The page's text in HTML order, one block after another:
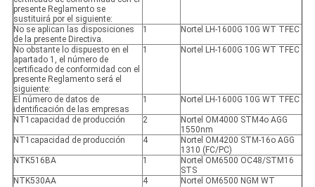
presente Reglamento se
sustituirá por el siguiente:
No se aplican las disposiciones
de la presente Directiva.
1 Nortel LH-1600G 10G WT TFEC
No obstante lo dispuesto en el
apartado 1, el número de
certificado de conformidad con el
presente Reglamento será el
siguiente:
1 Nortel LH-1600G 10G WT TFEC
El número de datos de
identificación de las empresas
1 Nortel LH-1600G 10G WT TFEC
NT1capacidad de producción 2
Nortel OM4000 STM4o AGG
1550nm
NT1capacidad de producción
4
Nortel OM4200 STM-16o AGG
1310 (FC/PC)
NTK516BA
1
Nortel OM6500 OC48/STM16
STS
NTK530AA
4
Nortel OM6500 NGM WT